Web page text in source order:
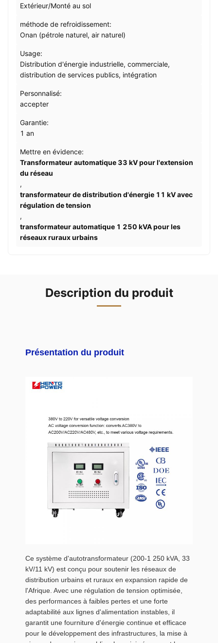
Extérieur/Monté au sol
méthode de refroidissement:
Onan (pétrole naturel, air naturel)
Usage:
Distribution d'énergie industrielle, commerciale,
distribution de services publics, intégration
Personnalisé:
accepter
Garantie:
1 an
Mettre en évidence:
Transformateur automatique 33 kV pour l'extension
du réseau
,
transformateur de distribution d'énergie 11 kV avec
régulation de tension
,
transformateur automatique 1 250 kVA pour les
réseaux ruraux urbains
Description du produit
Présentation du produit
Ce système d'autotransformateur (200-1 250 kVA, 33
kV/11 kV) est conçu pour soutenir les réseaux de
distribution urbains et ruraux en expansion rapide de
l'Afrique. Avec une régulation de tension optimisée,
des performances à faibles pertes et une forte
adaptabilité aux lignes d'alimentation instables, il
garantit une fourniture d'énergie continue et efficace
pour le développement des infrastructures, la mise à